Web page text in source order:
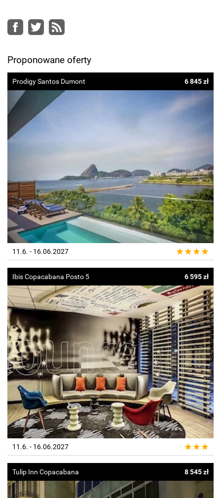
Facebook
Twitter
RSS
Proponowane oferty
Prodigy Santos Dumont 6 845 zł
11.6. - 16.06.2027
Ibis Copacabana Posto 5 6 595 zł
11.6. - 16.06.2027
Tulip Inn Copacabana 8 545 zł